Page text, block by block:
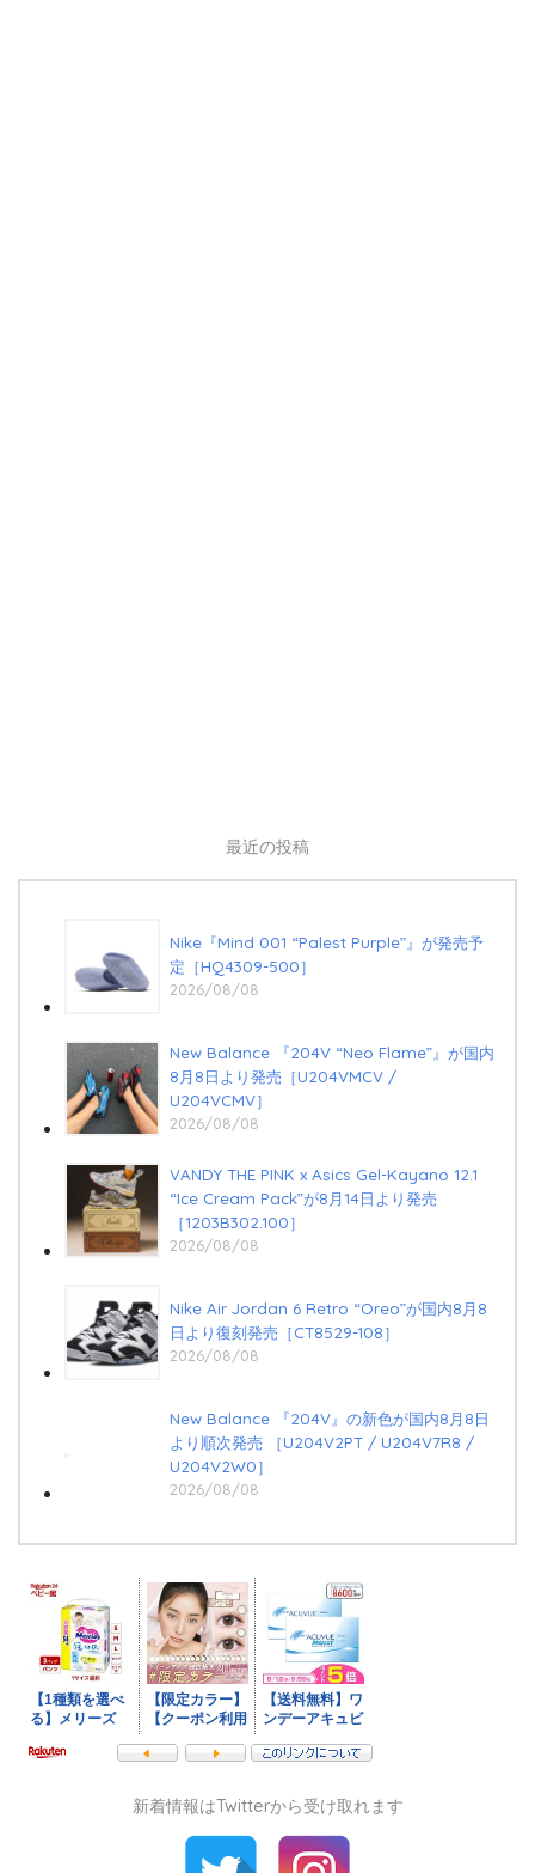
最近の投稿
Nike『Mind 001 “Palest Purple”』が発売予
定［HQ4309-500］
2026/08/08
New Balance 『204V “Neo Flame”』が国内
8月8日より発売［U204VMCV /
U204VCMV］
2026/08/08
VANDY THE PINK x Asics Gel-Kayano 12.1
“Ice Cream Pack”が8月14日より発売
［1203B302.100］
2026/08/08
Nike Air Jordan 6 Retro “Oreo”が国内8月8
日より復刻発売［CT8529-108］
2026/08/08
New Balance 『204V』の新色が国内8月8日
より順次発売 ［U204V2PT / U204V7R8 /
U204V2W0］
2026/08/08
新着情報はTwitterから受け取れます